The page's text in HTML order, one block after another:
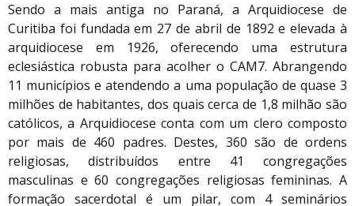
Sendo a mais antiga no Paraná, a Arquidiocese de
Curitiba foi fundada em 27 de abril de 1892 e elevada à
arquidiocese em 1926, oferecendo uma estrutura
eclesiástica robusta para acolher o CAM7. Abrangendo
11 municípios e atendendo a uma população de quase 3
milhões de habitantes, dos quais cerca de 1,8 milhão são
católicos, a Arquidiocese conta com um clero composto
por mais de 460 padres. Destes, 360 são de ordens
religiosas, distribuídos entre 41 congregações
masculinas e 60 congregações religiosas femininas. A
formação sacerdotal é um pilar, com 4 seminários